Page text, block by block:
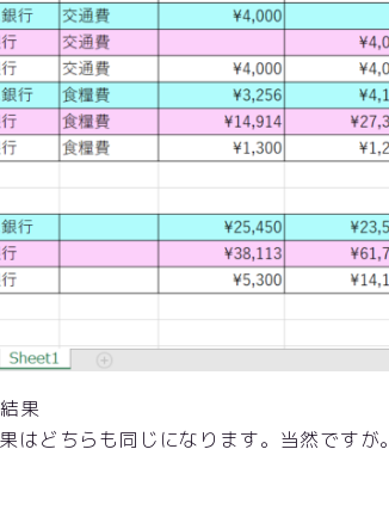
果
はどちらも同じになります。当然ですが。